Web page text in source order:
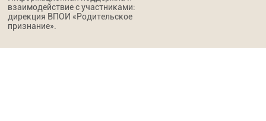
взаимодействие с участниками:
дирекция ВПОИ «Родительское
признание».